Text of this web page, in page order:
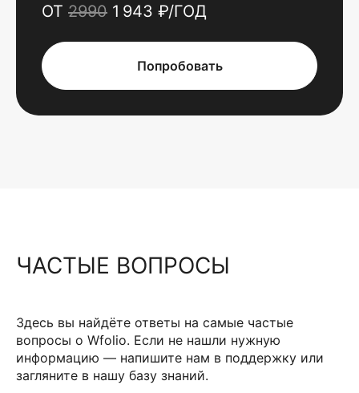
ОТ 2990 1 943 ₽/ГОД
Попробовать
ЧАСТЫЕ ВОПРОСЫ
Здесь вы найдёте ответы на самые частые
вопросы о Wfolio. Если не нашли нужную
информацию — напишите нам в поддержку или
загляните в нашу базу знаний.